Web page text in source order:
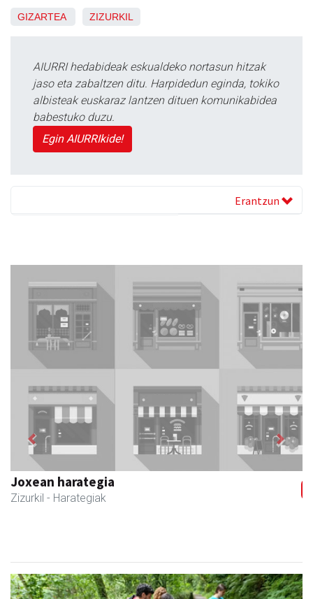
GIZARTEA ZIZURKIL
AIURRI hedabideak eskualdeko nortasun hitzak
jaso eta zabaltzen ditu. Harpidedun eginda, tokiko
albisteak euskaraz lantzen dituen komunikabidea
babestuko duzu.
Egin AIURRIkide!
Erantzun
Zubeldia arrain eta mariskoa
Zizurkil - Arrandegiak
Previous Next